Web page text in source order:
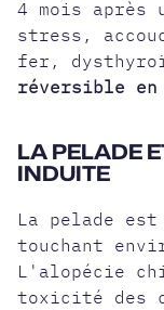
4 mois après
stress,
fer,
réversible en
LA PELADE
INDUITE
La pelade est
touchant
L'alopécie
toxicité des